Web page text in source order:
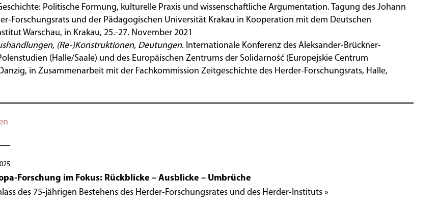
Politische Formung, kulturelle Praxis und wissenschaftliche Argumentation. Tagung des Johann
Forschungsrats und der Pädagogischen Universität Krakau in Kooperation mit dem Deutschen
Warschau, in Krakau, 25.-27. November 2021
(Re-)Konstruktionen, Deutungen. Internationale Konferenz des Aleksander-Brückner-
(Halle/Saale) und des Europäischen Zentrums der Solidarność (Europejskie Centrum
in Zusammenarbeit mit der Fachkommission Zeitgeschichte des Herder-Forschungsrats, Halle,
Forschung im Fokus: Rückblicke – Ausblicke – Umbrüche
des 75-jährigen Bestehens des Herder-Forschungsrates und des Herder-Instituts »